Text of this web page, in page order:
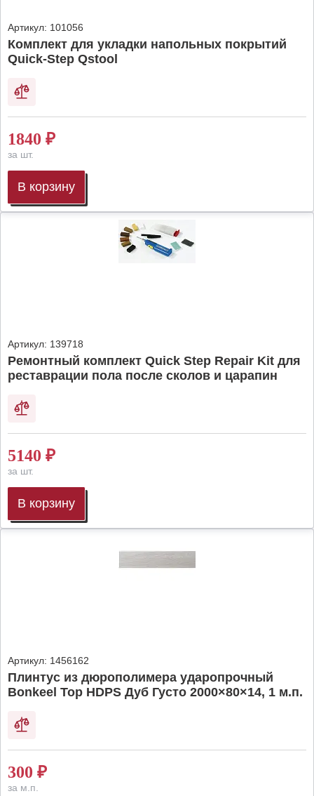
Артикул: 101056
Комплект для укладки напольных покрытий
Quick-Step Qstool
1840 ₽
за шт.
В корзину
Артикул: 139718
Ремонтный комплект Quick Step Repair Kit для
реставрации пола после сколов и царапин
5140 ₽
за шт.
В корзину
Артикул: 1456162
Плинтус из дюрополимера ударопрочный
Bonkeel Top HDPS Дуб Густо 2000×80×14, 1 м.п.
300 ₽
за м.п.